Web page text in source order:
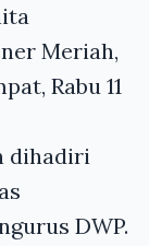
Meriah,
Rabu 11
dihadiri
DWP.